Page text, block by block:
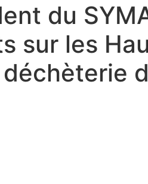
du
sur les